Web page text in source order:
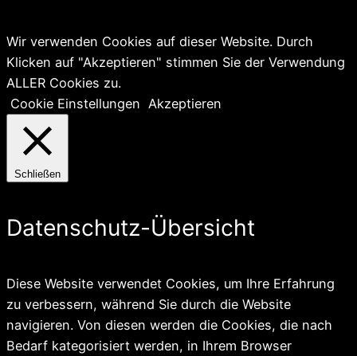
Wir verwenden Cookies auf dieser Website. Durch
Klicken auf "Akzeptieren" stimmen Sie der Verwendung
ALLER Cookies zu.
Cookie Einstellungen Akzeptieren
Schließen
Datenschutz-Übersicht
Diese Website verwendet Cookies, um Ihre Erfahrung
zu verbessern, während Sie durch die Website
navigieren. Von diesen werden die Cookies, die nach
Bedarf kategorisiert werden, in Ihrem Browser